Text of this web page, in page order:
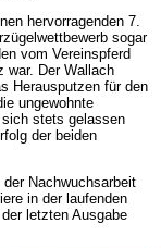
hervorragenden 7.
sogar
vom Vereinspferd
war. Der Wallach
Herausputzen für den
ungewohnte
stets gelassen
der beiden
Nachwuchsarbeit
in der laufenden
letzten Ausgabe